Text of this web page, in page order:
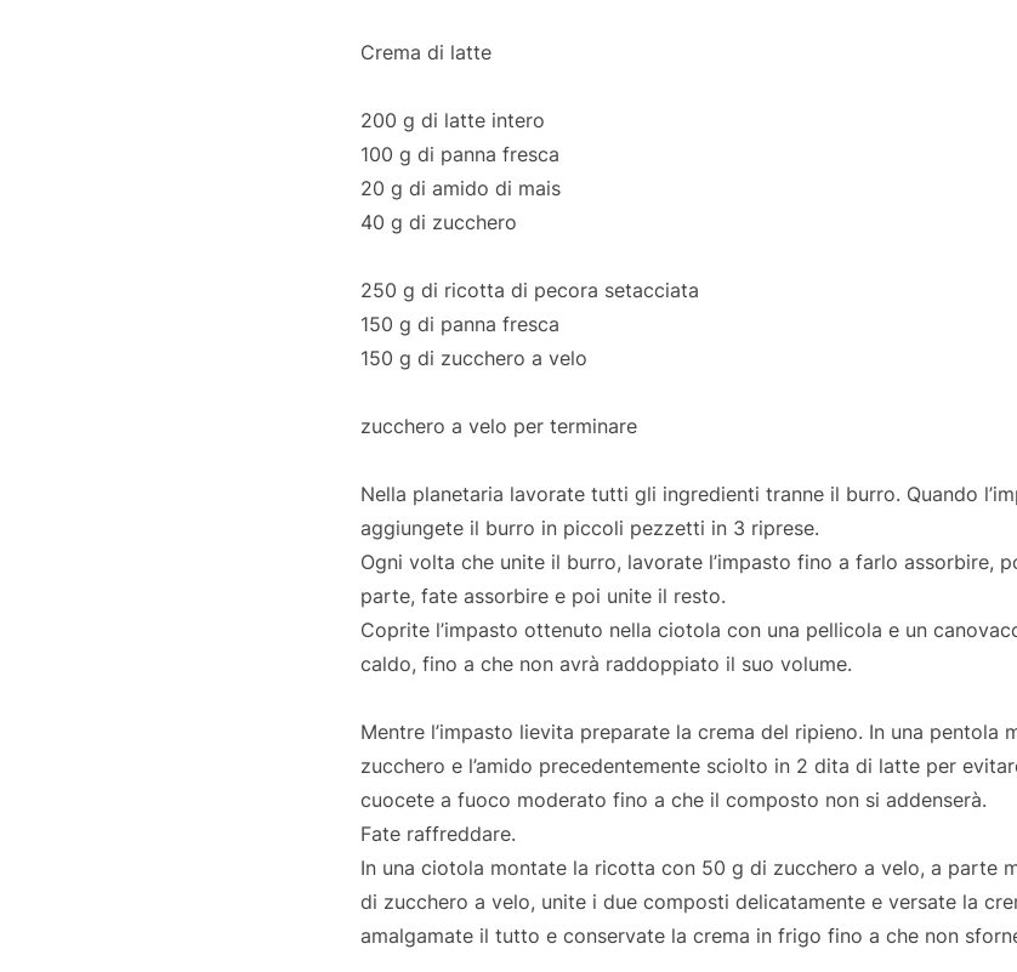
Crema di latte
200 g di latte intero
100 g di panna fresca
20 g di amido di mais
40 g di zucchero
250 g di ricotta di pecora setacciata
150 g di panna fresca
150 g di zucchero a velo
zucchero a velo per terminare
Nella planetaria lavorate tutti gli ingredienti tranne il burro. Quando
aggiungete il burro in piccoli pezzetti in 3 riprese.
Ogni volta che unite il burro, lavorate l’impasto fino a farlo assorbire,
parte, fate assorbire e poi unite il resto.
Coprite l’impasto ottenuto nella ciotola con una pellicola e un
caldo, fino a che non avrà raddoppiato il suo volume.
Mentre l’impasto lievita preparate la crema del ripieno. In una pentola
zucchero e l’amido precedentemente sciolto in 2 dita di latte per
cuocete a fuoco moderato fino a che il composto non si addenserà.
Fate raffreddare.
In una ciotola montate la ricotta con 50 g di zucchero a velo, a parte
di zucchero a velo, unite i due composti delicatamente e versate la
amalgamate il tutto e conservate la crema in frigo fino a che non